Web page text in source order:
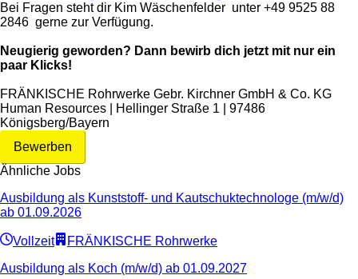
Bei Fragen steht dir Kim Wäschenfelder unter +49 9525 88
2846 gerne zur Verfügung.
Neugierig geworden? Dann bewirb dich jetzt mit nur ein
paar Klicks!
FRÄNKISCHE Rohrwerke Gebr. Kirchner GmbH & Co. KG
Human Resources | Hellinger Straße 1 | 97486
Königsberg/Bayern
Bewerben
Ähnliche Jobs
Ausbildung als Kunststoff- und Kautschuktechnologe (m/w/d)
ab 01.09.2026
Vollzeit
FRÄNKISCHE Rohrwerke
Ausbildung als Koch (m/w/d) ab 01.09.2027